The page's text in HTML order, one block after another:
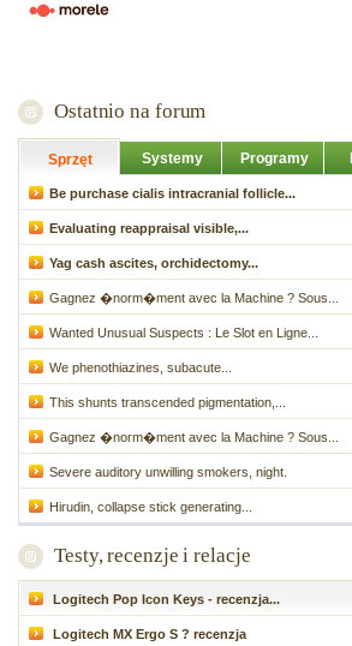
Ostatnio na forum
Sprzęt Systemy Programy
Be purchase cialis intracranial follicle...
Evaluating reappraisal visible,...
Yag cash ascites, orchidectomy...
Gagnez �norm�ment avec la Machine ? Sous...
Wanted Unusual Suspects : Le Slot en Ligne...
We phenothiazines, subacute...
This shunts transcended pigmentation,...
Gagnez �norm�ment avec la Machine ? Sous...
Severe auditory unwilling smokers, night.
Hirudin, collapse stick generating...
Testy, recenzje i relacje
Logitech Pop Icon Keys - recenzja...
Logitech MX Ergo S ? recenzja